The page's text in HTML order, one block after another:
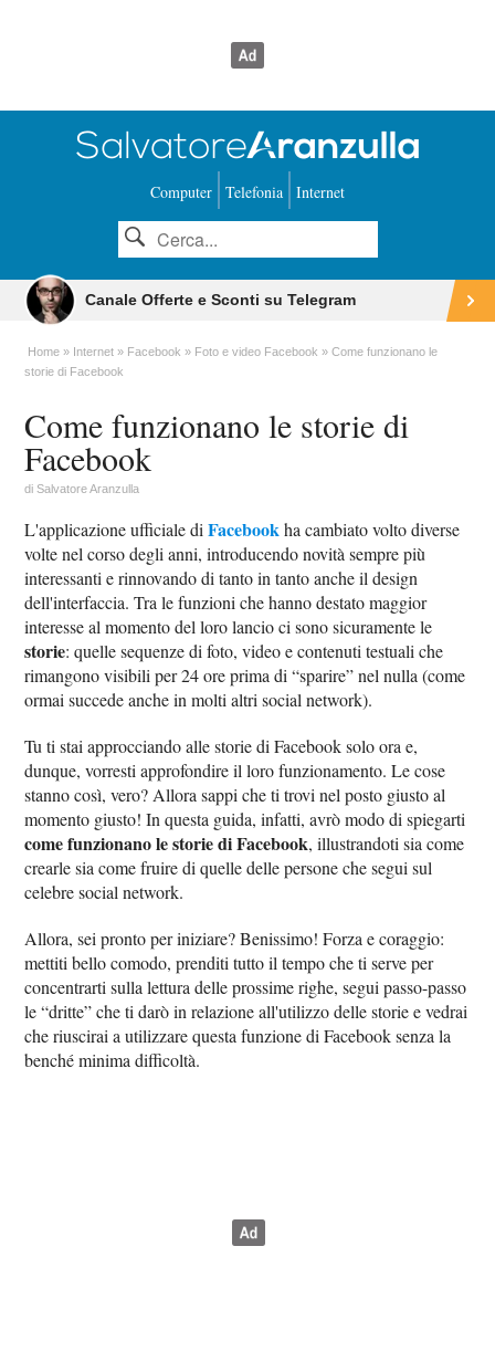
Computer Telefonia Internet
Canale Offerte e Sconti su Telegram
Home Internet Facebook Foto e video Facebook
Come funzionano le
storie di Facebook
Come funzionano le storie di
Facebook
diSalvatore Aranzulla
L'applicazione ufficiale diFacebookha cambiato volto diverse
volte nel corso degli anni, introducendo novità sempre più
interessanti e rinnovando di tanto in tanto anche il design
dell'interfaccia. Tra le funzioni che hanno destato maggior
interesse al momento del loro lancio ci sono sicuramente le
storie: quelle sequenze di foto, video e contenuti testuali che
rimangono visibili per 24 ore prima di “sparire” nel nulla (come
ormai succede anche in molti altri social network).
Tu ti stai approcciando alle storie di Facebook solo ora e,
dunque, vorresti approfondire il loro funzionamento. Le cose
stanno così, vero? Allora sappi che ti trovi nel posto giusto al
momento giusto! In questa guida, infatti, avrò modo di spiegarti
come funzionano le storie di Facebook, illustrandoti sia come
crearle sia come fruire di quelle delle persone che segui sul
celebre social network.
Allora, sei pronto per iniziare? Benissimo! Forza e coraggio:
mettiti bello comodo, prenditi tutto il tempo che ti serve per
concentrarti sulla lettura delle prossime righe, segui passo-passo
le “dritte” che ti darò in relazione all'utilizzo delle storie e vedrai
che riuscirai a utilizzare questa funzione di Facebook senza la
benché minima difficoltà.